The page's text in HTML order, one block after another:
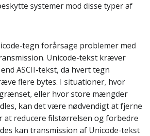
systemer mod disse typer af
tegn forårsage problemer med
Unicode-tekst kræver
ASCII-tekst, da hvert tegn
flere bytes. I situationer, hvor
eller hvor store mængder
kan det være nødvendigt at fjerne
at reducere filstørrelsen og forbedre
kan transmission af Unicode-tekst